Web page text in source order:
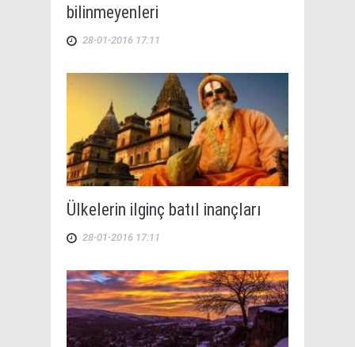
bilinmeyenleri
28-01-2016 17:11
Ülkelerin ilginç batıl inançları
28-01-2016 17:11